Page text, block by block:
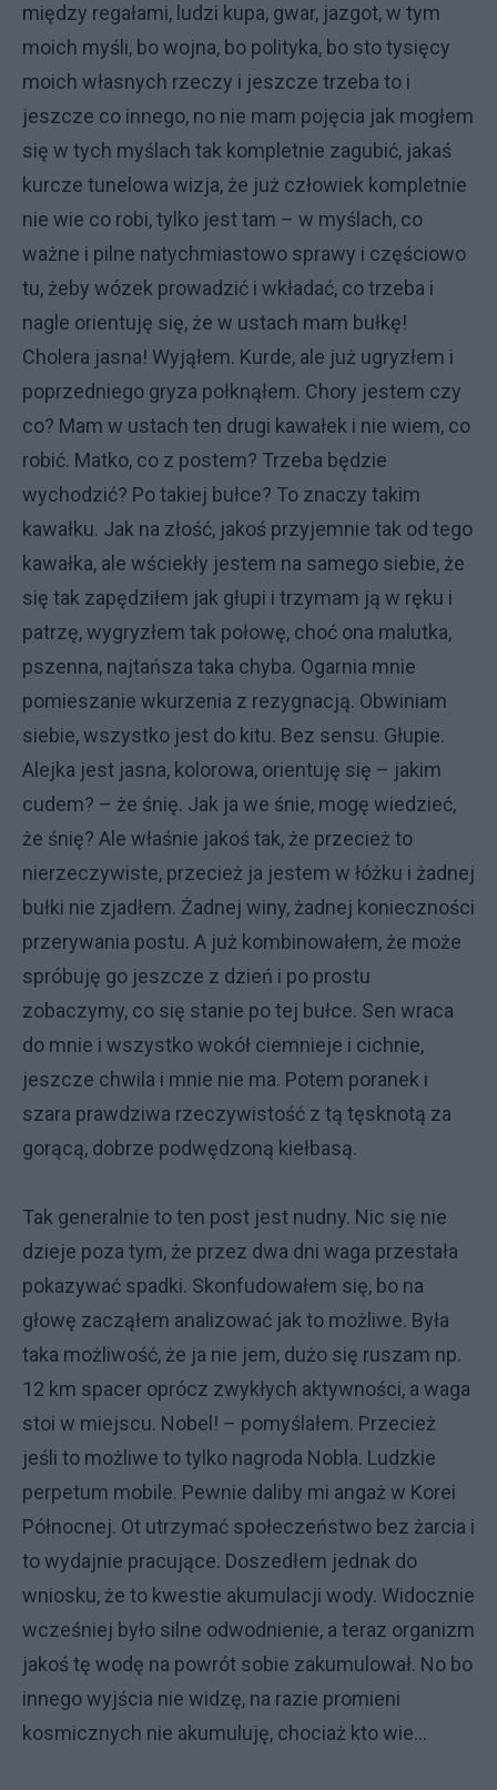
między regałami, ludzi kupa, gwar, jazgot, w tym
moich myśli, bo wojna, bo polityka, bo sto tysięcy
moich własnych rzeczy i jeszcze trzeba to i
jeszcze co innego, no nie mam pojęcia jak mogłem
się w tych myślach tak kompletnie zagubić, jakaś
kurcze tunelowa wizja, że już człowiek kompletnie
nie wie co robi, tylko jest tam – w myślach, co
ważne i pilne natychmiastowo sprawy i częściowo
tu, żeby wózek prowadzić i wkładać, co trzeba i
nagle orientuję się, że w ustach mam bułkę!
Cholera jasna! Wyjąłem. Kurde, ale już ugryzłem i
poprzedniego gryza połknąłem. Chory jestem czy
co? Mam w ustach ten drugi kawałek i nie wiem, co
robić. Matko, co z postem? Trzeba będzie
wychodzić? Po takiej bułce? To znaczy takim
kawałku. Jak na złość, jakoś przyjemnie tak od tego
kawałka, ale wściekły jestem na samego siebie, że
się tak zapędziłem jak głupi i trzymam ją w ręku i
patrzę, wygryzłem tak połowę, choć ona malutka,
pszenna, najtańsza taka chyba. Ogarnia mnie
pomieszanie wkurzenia z rezygnacją. Obwiniam
siebie, wszystko jest do kitu. Bez sensu. Głupie.
Alejka jest jasna, kolorowa, orientuję się – jakim
cudem? – że śnię. Jak ja we śnie, mogę wiedzieć,
że śnię? Ale właśnie jakoś tak, że przecież to
nierzeczywiste, przecież ja jestem w łóżku i żadnej
bułki nie zjadłem. Żadnej winy, żadnej konieczności
przerywania postu. A już kombinowałem, że może
spróbuję go jeszcze z dzień i po prostu
zobaczymy, co się stanie po tej bułce. Sen wraca
do mnie i wszystko wokół ciemnieje i cichnie,
jeszcze chwila i mnie nie ma. Potem poranek i
szara prawdziwa rzeczywistość z tą tęsknotą za
gorącą, dobrze podwędzoną kiełbasą.
Tak generalnie to ten post jest nudny. Nic się nie
dzieje poza tym, że przez dwa dni waga przestała
pokazywać spadki. Skonfudowałem się, bo na
głowę zacząłem analizować jak to możliwe. Była
taka możliwość, że ja nie jem, dużo się ruszam np.
12 km spacer oprócz zwykłych aktywności, a waga
stoi w miejscu. Nobel! – pomyślałem. Przecież
jeśli to możliwe to tylko nagroda Nobla. Ludzkie
perpetum mobile. Pewnie daliby mi angaż w Korei
Północnej. Ot utrzymać społeczeństwo bez żarcia i
to wydajnie pracujące. Doszedłem jednak do
wniosku, że to kwestie akumulacji wody. Widocznie
wcześniej było silne odwodnienie, a teraz organizm
jakoś tę wodę na powrót sobie zakumulował. No bo
innego wyjścia nie widzę, na razie promieni
kosmicznych nie akumuluję, chociaż kto wie…